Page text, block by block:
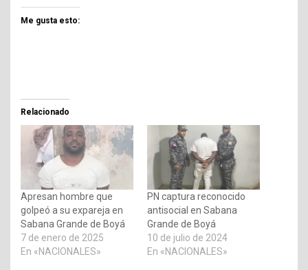
Me gusta esto:
Relacionado
Apresan hombre que
golpeó a su expareja en
Sabana Grande de Boyá
7 de enero de 2025
En «NACIONALES»
PN captura reconocido
antisocial en Sabana
Grande de Boyá
10 de julio de 2024
En «NACIONALES»